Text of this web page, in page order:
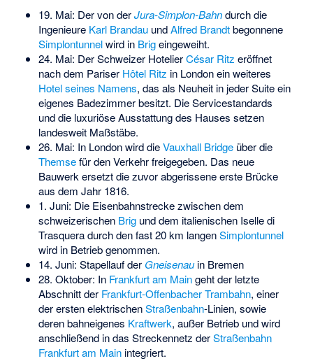
19. Mai: Der von derJura-Simplon-Bahndurch die
Ingenieure Karl BrandauundAlfred Brandtbegonnene
Simplontunnelwird in Brigeingeweiht.
24. Mai: Der Schweizer HotelierCésar Ritz eröffnet
nach dem Pariser Hôtel Ritz in London ein weiteres
Hotel seines Namens, das als Neuheit in jeder Suite ein
eigenes Badezimmer besitzt. Die Servicestandards
und die luxuriöse Ausstattung des Hauses setzen
landesweit Maßstäbe.
26. Mai: In London wird dieVauxhall Bridgeüber die
Themsefür den Verkehr freigegeben. Das neue
Bauwerk ersetzt die zuvor abgerissene erste Brücke
aus dem Jahr 1816.
1. Juni: Die Eisenbahnstrecke zwischen dem
schweizerischen Brigund dem italienischen Iselle di
Trasqueradurch den fast 20 km langenSimplontunnel
wird in Betrieb genommen.
14. Juni: Stapellauf der Gneisenauin Bremen
28. Oktober: In Frankfurt am Maingeht der letzte
Abschnitt der Frankfurt-Offenbacher Trambahn, einer
der ersten elektrischenStraßenbahn-Linien, sowie
deren bahneigenes Kraftwerk, außer Betrieb und wird
anschließend in das Streckennetz derStraßenbahn
Frankfurt am Mainintegriert.